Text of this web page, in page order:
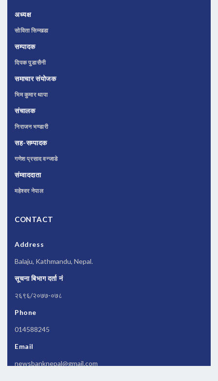
अध्यक्ष
सोविता सिम्खडा
सम्पादक
दिपक पुडासैनी
समाचार संयोजक
भिम कुमार थापा
संचालक
निराजन भण्डारी
सह-सम्पादक
गणेश प्रसाद वन्जाडे
संम्वाददाता
महेश्वर नेपाल
CONTACT
Address
Balaju, Kathmandu, Nepal.
सूचना बिभाग दर्ता नं
२६९६/२०७७-०७८
Phone
014588245
Email
newsbanknepal@gmail.com